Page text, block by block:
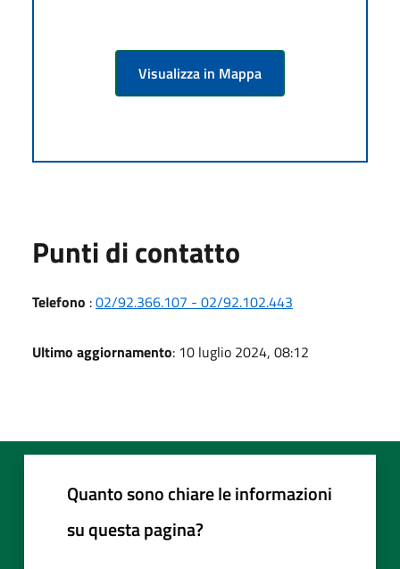
Visualizza in Mappa
Punti di contatto
Telefono :02/92.366.107 - 02/92.102.443
Ultimo aggiornamento: 10 luglio 2024, 08:12
Quanto sono chiare le informazioni
su questa pagina?